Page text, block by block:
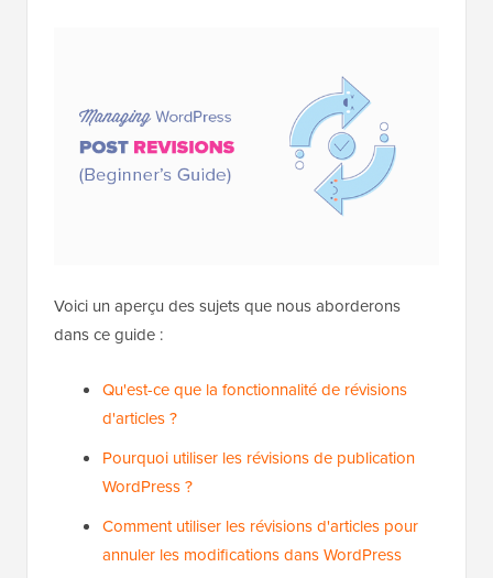
Voici un aperçu des sujets que nous aborderons
dans ce guide :
Qu'est-ce que la fonctionnalité de révisions
d'articles ?
Pourquoi utiliser les révisions de publication
WordPress ?
Comment utiliser les révisions d'articles pour
annuler les modifications dans WordPress